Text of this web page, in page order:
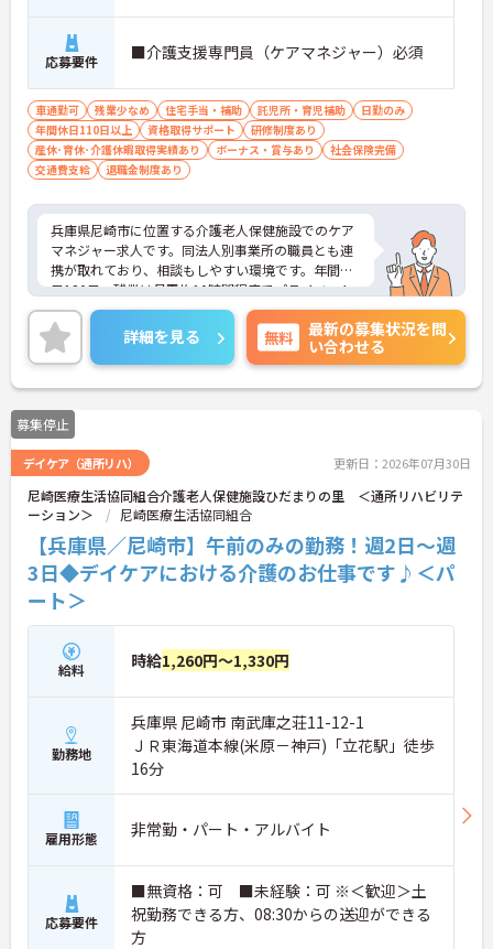
応募要件 ■介護支援専門員（ケアマネジャー）必須
車通勤可 残業少なめ 住宅手当・補助 託児所・育児補助
日勤のみ
年間休日110日以上
資格取得サポート
研修制度あり
産休･育休･介護休暇取得実績あり
ボーナス・賞与あり
社会保険完備
交通費支給
退職金制度あり
兵庫県尼崎市に位置する介護老人保健施設でのケア
マネジャー求人です。同法人別事業所の職員とも連
携が取れており、相談もしやすい環境です。年間休
日120日、残業は月平均10時間程度でプライベート
との両立もしやすい環境です。ご興味のある方に
は、面接対策ポイントなど、さらに詳細をお話しい
たしますのでお気軽にご相談ください！
詳細を見る 無料
最新の募集状況を問
い合わせる
募集停止
デイケア（通所リハ） 更新日：2026年07月30日
尼崎医療生活協同組合介護老人保健施設ひだまりの里 ＜通所リハビリテ
ーション＞
尼崎医療生活協同組合
【兵庫県／尼崎市】午前のみの勤務！週2日～週
3日◆デイケアにおける介護のお仕事です♪＜パ
ート＞
給料 時給1,260円～1,330円
勤務地
兵庫県 尼崎市 南武庫之荘11-12-1
ＪＲ東海道本線(米原－神戸)「立花駅」徒歩
16分
雇用形態 非常勤・パート・アルバイト
応募要件
■無資格：可 ■未経験：可 ※＜歓迎＞土
祝勤務できる方、08:30からの送迎ができる
方